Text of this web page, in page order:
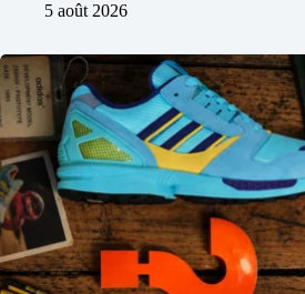
5 août 2026